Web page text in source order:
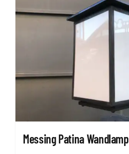
Messing Patina Wandlamp